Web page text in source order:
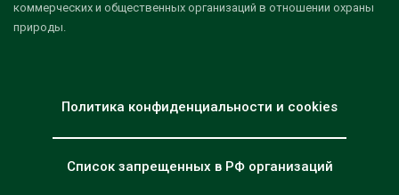
коммерческих и общественных организаций в отношении охраны
природы.
Политика конфиденциальности и cookies
Список запрещенных в РФ организаций